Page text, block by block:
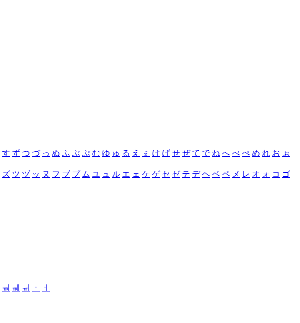
す ず つ づ っ ぬ ふ ぶ ぷ む ゆ ゅ る え ぇ け げ せ ぜ て で ね へ べ ぺ め れ お ぉ
ズ ツ ヅ ッ ヌ フ ブ プ ム ユ ュ ル エ ェ ケ ゲ セ ゼ テ デ ヘ ベ ペ メ レ オ ォ コ ゴ
ㆊ ㆋ ㆌ ㆍ
ㆎ